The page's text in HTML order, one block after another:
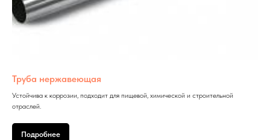
Труба нержавеющая
Устойчива к коррозии, подходит для пищевой, химической и строительной
отраслей.
Подробнее